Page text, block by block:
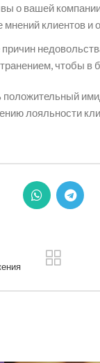
о вашей
клиентов и
чтобы в
лояльности